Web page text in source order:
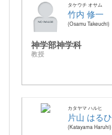
タケウチ オサム
竹内 修一
Osamu Takeuchi
神学部神学科
教授
カタヤマ ハルヒ
片山 はるひ
Katayama Haruhi